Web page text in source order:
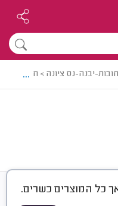
יבנה-נס ציונה > חברת
...
כל המוצרים כשרים.
רישוי ותעודות